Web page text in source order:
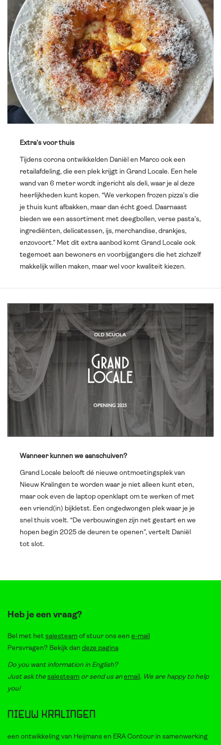
Extra’s voor thuis
Tijdens corona ontwikkelden Daniël en Marco ook een
retailafdeling, die een plek krijgt in Grand Locale. Een hele
wand van 6 meter wordt ingericht als deli, waar je al deze
heerlijkheden kunt kopen. “We verkopen frozen pizza’s die
je thuis kunt afbakken, maar dan écht goed. Daarnaast
bieden we een assortiment met deegbollen, verse pasta’s,
ingrediënten, delicatessen, ijs, merchandise, drankjes,
enzovoort.” Met dit extra aanbod komt Grand Locale ook
tegemoet aan bewoners en voorbijgangers die het zichzelf
makkelijk willen maken, maar wel voor kwaliteit kiezen.
Wanneer kunnen we aanschuiven?
Grand Locale belooft dé nieuwe ontmoetingsplek van
Nieuw Kralingen te worden waar je niet alleen kunt eten,
maar ook even de laptop openklapt om te werken of met
een vriend(in) bijkletst. Een ongedwongen plek waar je je
snel thuis voelt. “De verbouwingen zijn net gestart en we
hopen begin 2025 de deuren te openen”, vertelt Daniël
tot slot.
Heb je een vraag?
Bel met het salesteam of stuur ons een e-mail
Persvragen? Bekijk dan deze pagina
Do you want information in English?
Just ask the salesteam or send us an email. We are happy to help
you!
Nieuw Kralingen
een ontwikkeling van Heijmans en ERA Contour in samenwerking